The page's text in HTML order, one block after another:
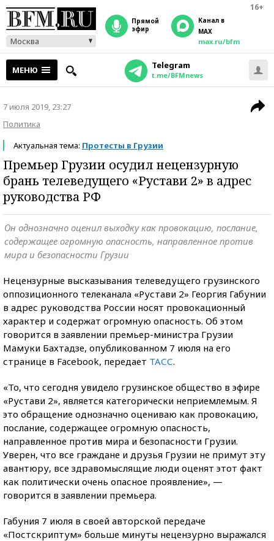
16+
Москва
прямой
эфир
Канал в
MAX
max.ru/bfm
МЕНЮ Telegram
t.me/BFMnews
7 июля 2019, 23:27
Политика
Актуальная тема: Протесты в Грузии
Премьер Грузии осудил нецензурную
брань телеведущего «Рустави 2» в адрес
руководства РФ
Он однозначно оценил выходку как провокацию, послание,
содержащее огромную опасность, направленное против
мира и безопасности Грузии
Нецензурные высказывания телеведущего грузинского
оппозиционного телеканала «Рустави 2» Георгия Габунии
в адрес руководства России носят провокационный
характер и содержат огромную опасность. Об этом
говорится в заявлении премьер-министра Грузии
Мамуки Бахтадзе, опубликованном 7 июля на его
странице в Facebook, передает ТАСС.
«То, что сегодня увидело грузинское общество в эфире
«Рустави 2», является категорически неприемлемым. Я
это обращение однозначно оцениваю как провокацию,
послание, содержащее огромную опасность,
направленное против мира и безопасности Грузии.
Уверен, что все граждане и друзья Грузии не примут эту
авантюру, все здравомыслящие люди оценят этот факт
как политически очень опасное проявление», —
говорится в заявлении премьера.
Габуния 7 июля в своей авторской передаче
«Постскриптум» больше минуты нецензурно выражался